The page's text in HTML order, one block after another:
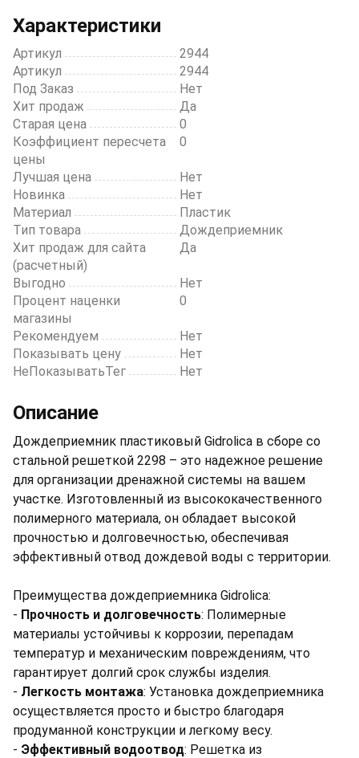
20
Характеристики
Артикул
2944
Артикул
2944
Под Заказ
Нет
Хит продаж
Да
Старая цена
0
Коэффициент пересчета
цены
0
Лучшая цена
Нет
Новинка
Нет
Материал
Пластик
Тип товара
Дождеприемник
Хит продаж для сайта
(расчетный)
Да
Выгодно
Нет
Процент наценки
магазины
0
Рекомендуем
Нет
Показывать цену
Нет
НеПоказыватьТег
Нет
Описание
Дождеприемник пластиковый Gidrolica в сборе со
стальной решеткой 2298 – это надежное решение
для организации дренажной системы на вашем
участке. Изготовленный из высококачественного
полимерного материала, он обладает высокой
прочностью и долговечностью, обеспечивая
эффективный отвод дождевой воды с территории.
Преимущества дождеприемника Gidrolica:
- Прочность и долговечность: Полимерные
материалы устойчивы к коррозии, перепадам
температур и механическим повреждениям, что
гарантирует долгий срок службы изделия.
- Легкость монтажа: Установка дождеприемника
осуществляется просто и быстро благодаря
продуманной конструкции и легкому весу.
- Эффективный водоотвод: Решетка из